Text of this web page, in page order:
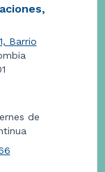
Barrio
de